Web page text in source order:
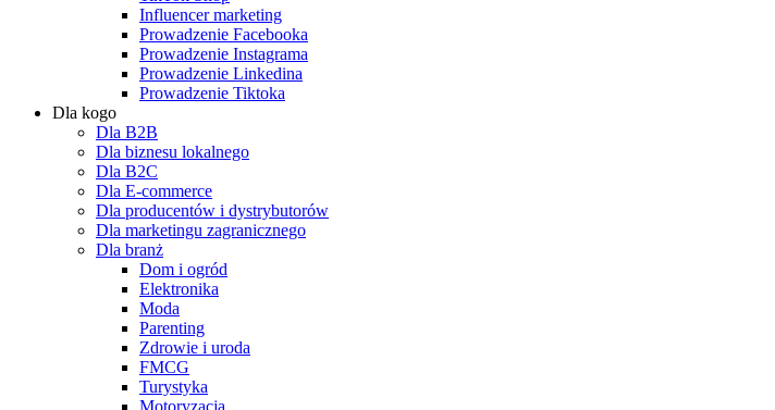
Influencer marketing
Prowadzenie Facebooka
Prowadzenie Instagrama
Prowadzenie Linkedina
Prowadzenie Tiktoka
Dla kogo
Dla B2B
Dla biznesu lokalnego
Dla B2C
Dla E-commerce
Dla producentów i dystrybutorów
Dla marketingu zagranicznego
Dla branż
Dom i ogród
Elektronika
Moda
Parenting
Zdrowie i uroda
FMCG
Turystyka
Motoryzacja